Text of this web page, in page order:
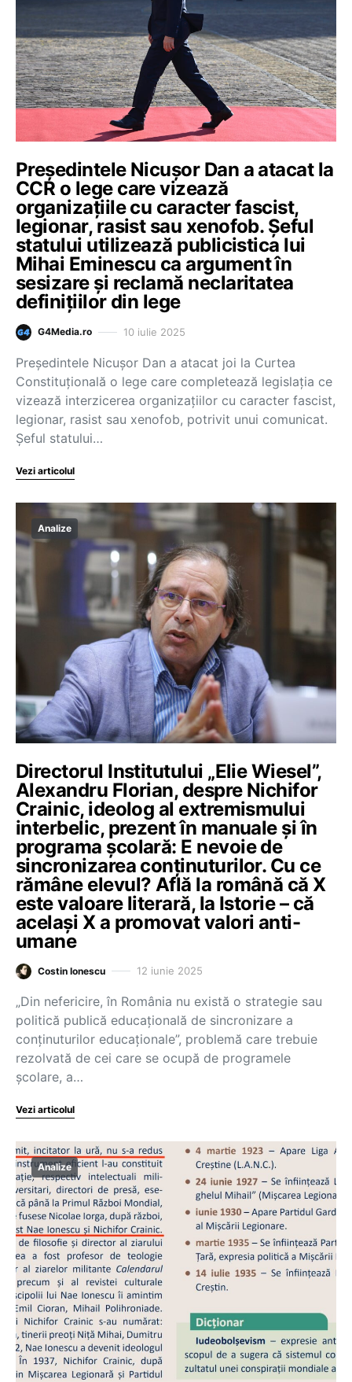
Președintele Nicușor Dan a atacat la
CCR o lege care vizează
organizațiile cu caracter fascist,
legionar, rasist sau xenofob. Șeful
statului utilizează publicistica lui
Mihai Eminescu ca argument în
sesizare și reclamă neclaritatea
definițiilor din lege
G4Media.ro 10 iulie 2025
Președintele Nicușor Dan a atacat joi la Curtea
Constituțională o lege care completează legislația ce
vizează interzicerea organizațiilor cu caracter fascist,
legionar, rasist sau xenofob, potrivit unui comunicat.
Șeful statului…
Vezi articolul
Analize
Directorul Institutului „Elie Wiesel”,
Alexandru Florian, despre Nichifor
Crainic, ideolog al extremismului
interbelic, prezent în manuale și în
programa școlară: E nevoie de
sincronizarea conținuturilor. Cu ce
rămâne elevul? Află la română că X
este valoare literară, la Istorie – că
același X a promovat valori anti-
umane
Costin Ionescu 12 iunie 2025
„Din nefericire, în România nu există o strategie sau
politică publică educațională de sincronizare a
conținuturilor educaționale”, problemă care trebuie
rezolvată de cei care se ocupă de programele
școlare, a…
Vezi articolul
Analize